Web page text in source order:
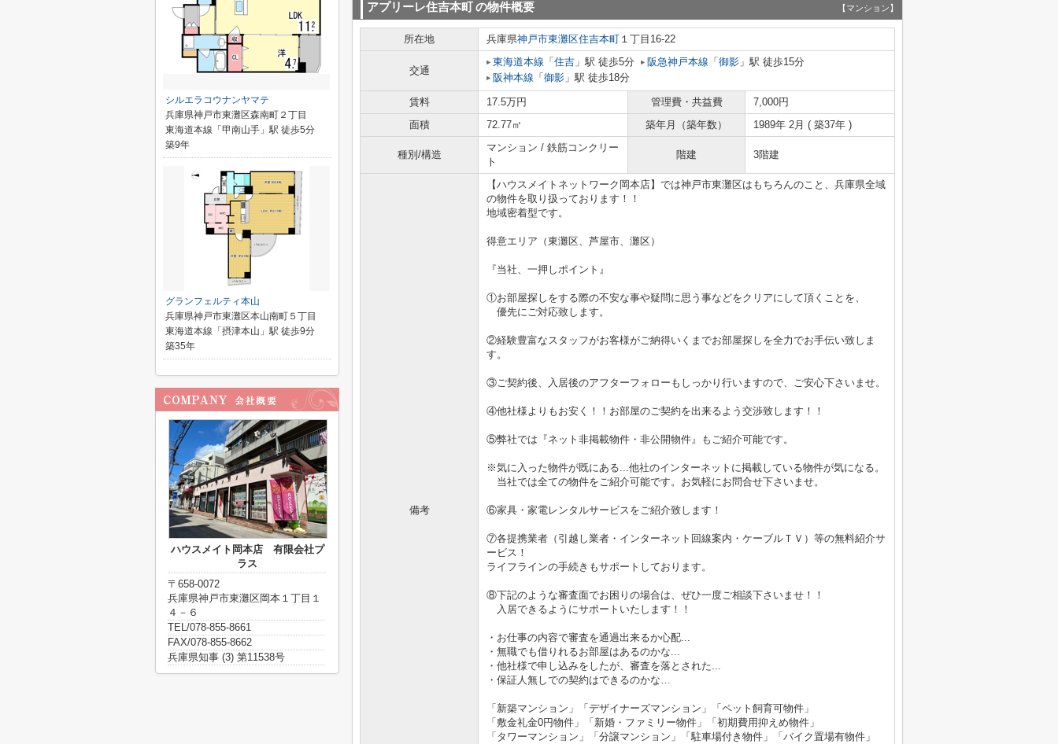
アプリーレ住吉本町の物件概要 【マンション】
所在地 兵庫県神戸市東灘区住吉本町 １丁目16-22
交通
東海道本線 「 住吉 」駅 徒歩5分 阪急神戸本線 「 御影 」駅 徒歩15分
阪神本線 「 御影 」駅 徒歩18分
賃料 17.5万円 管理費・共益費
7,000円
面積
72.77㎡ 築年月（築年数） 1989年 2月 ( 築37年 )
種別/構造
マンション / 鉄筋コンクリー
ト
階建 3階建
備考
【ハウスメイトネットワーク岡本店】では神戸市東灘区はもちろんのこと、兵庫県全域
の物件を取り扱っております！！
地域密着型です。
得意エリア（東灘区、芦屋市、灘区）
『当社、一押しポイント』
①お部屋探しをする際の不安な事や疑問に思う事などをクリアにして頂くことを、
優先にご対応致します。
②経験豊富なスタッフがお客様がご納得いくまでお部屋探しを全力でお手伝い致しま
す。
③ご契約後、入居後のアフターフォローもしっかり行いますので、ご安心下さいませ。
④他社様よりもお安く！！お部屋のご契約を出来るよう交渉致します！！
⑤弊社では『ネット非掲載物件・非公開物件』もご紹介可能です。
※気に入った物件が既にある...他社のインターネットに掲載している物件が気になる。
当社では全ての物件をご紹介可能です。お気軽にお問合せ下さいませ。
⑥家具・家電レンタルサービスをご紹介致します！
⑦各提携業者（引越し業者・インターネット回線案内・ケーブルＴＶ）等の無料紹介サ
ービス！
ライフラインの手続きもサポートしております。
⑧下記のような審査面でお困りの場合は、ぜひ一度ご相談下さいませ！！
入居できるようにサポートいたします！！
・お仕事の内容で審査を通過出来るか心配...
・無職でも借りれるお部屋はあるのかな...
・他社様で申し込みをしたが、審査を落とされた...
・保証人無しでの契約はできるのかな…
「新築マンション」「デザイナーズマンション」「ペット飼育可物件」
「敷金礼金0円物件」「新婚・ファミリー物件」「初期費用抑えめ物件」
「タワーマンション」「分譲マンション」「駐車場付き物件」「バイク置場有物件」
シルエラコウナンヤマテ
兵庫県神戸市東灘区森南町２丁目
東海道本線「甲南山手」駅 徒歩5分
築9年
グランフェルティ本山
兵庫県神戸市東灘区本山南町５丁目
東海道本線「摂津本山」駅 徒歩9分
築35年
ハウスメイト岡本店 有限会社プ
ラス
〒658-0072
兵庫県神戸市東灘区岡本１丁目１
４－６
TEL/078-855-8661
FAX/078-855-8662
兵庫県知事 (3) 第11538号